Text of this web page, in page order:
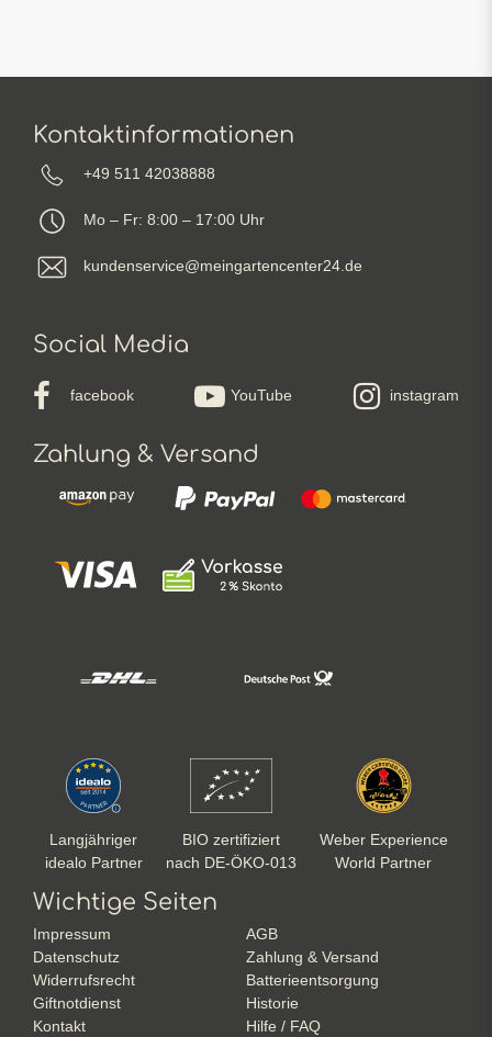
Kontaktinformationen
+49 511 42038888
Mo – Fr: 8:00 – 17:00 Uhr
kundenservice@meingartencenter24.de
Social Media
facebook YouTube instagram
Zahlung & Versand
Langjähriger
idealo Partner
BIO zertifiziert
nach DE-ÖKO-013
Weber Experience
World Partner
Wichtige Seiten
Impressum
AGB
Datenschutz
Zahlung & Versand
Widerrufsrecht
Batterieentsorgung
Giftnotdienst
Historie
Kontakt
Hilfe / FAQ